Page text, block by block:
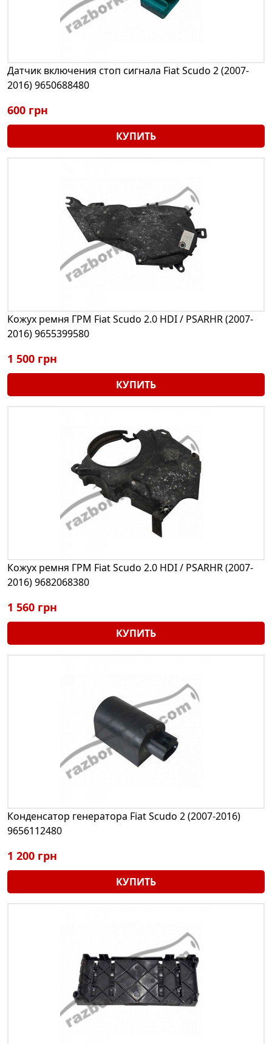
Датчик включения стоп сигнала Fiat Scudo 2 (2007-
2016) 9650688480
600 грн
КУПИТЬ
Кожух ремня ГРМ Fiat Scudo 2.0 HDI / PSARHR (2007-
2016) 9655399580
1 500 грн
КУПИТЬ
Кожух ремня ГРМ Fiat Scudo 2.0 HDI / PSARHR (2007-
2016) 9682068380
1 560 грн
КУПИТЬ
Конденсатор генератора Fiat Scudo 2 (2007-2016)
9656112480
1 200 грн
КУПИТЬ